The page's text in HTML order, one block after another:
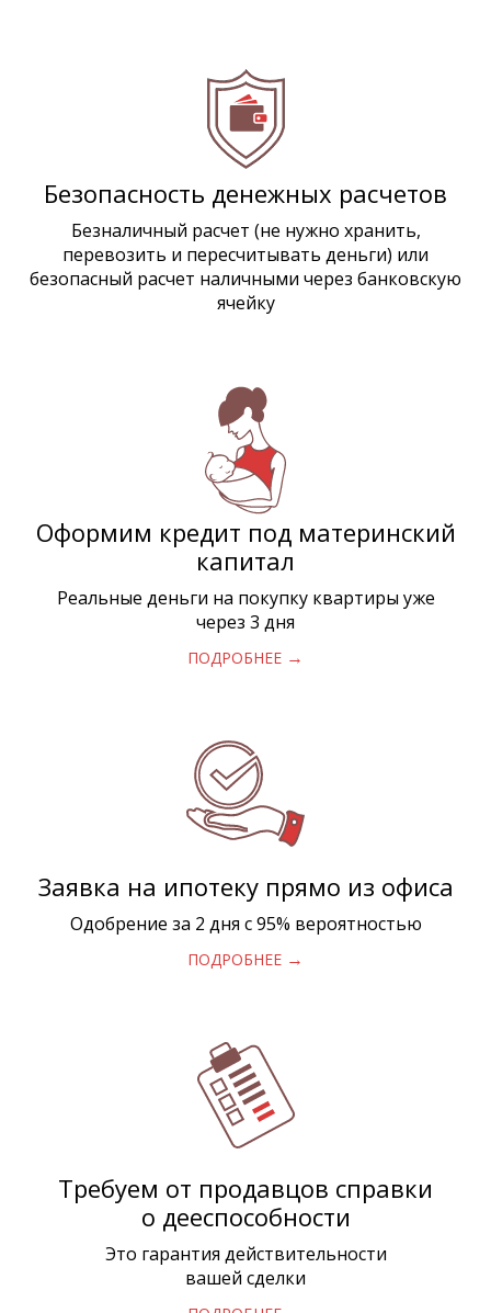
Безопасность денежных расчетов
Безналичный расчет (не нужно хранить,
перевозить и пересчитывать деньги) или
безопасный расчет наличными через банковскую
ячейку
Оформим кредит под материнский
капитал
Реальные деньги на покупку квартиры уже
через 3 дня
ПОДРОБНЕЕ →
Заявка на ипотеку прямо из офиса
Одобрение за 2 дня с 95% вероятностью
ПОДРОБНЕЕ →
Требуем от продавцов справки
о дееспособности
Это гарантия действительности
вашей сделки